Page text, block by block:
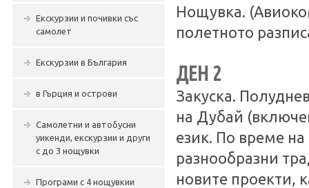
Екскурзии и почивки със
самолет
Екскурзии в България
в Гърция и острови
Самолетни и автобусни
уикенди, екскурзии и други
с до 3 нощувки
Програми с 4 нощувкии
Нощувка.
полетното
ДЕН 2
Закуска.
на Дубай
език. По време на
разнообразни
новите проекти,